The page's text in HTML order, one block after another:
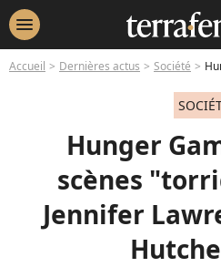
menu
Accueil Dernières actus Société
Hunger
scènes
Jennifer